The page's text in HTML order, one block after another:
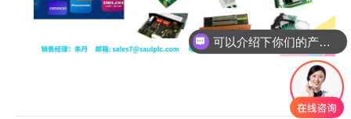
可以介绍下你们的产品么